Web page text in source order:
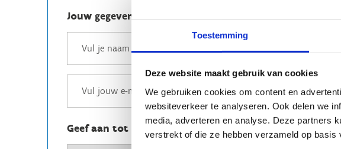
Toestemming
Deze website maakt gebruik van cookies
We gebruiken cookies om content en
websiteverkeer te analyseren. Ook delen we
media, adverteren en analyse. Deze partners
verstrekt of die ze hebben verzameld op
Jouw gegevens
Geef aan tot welk domein jouw vraag behoort